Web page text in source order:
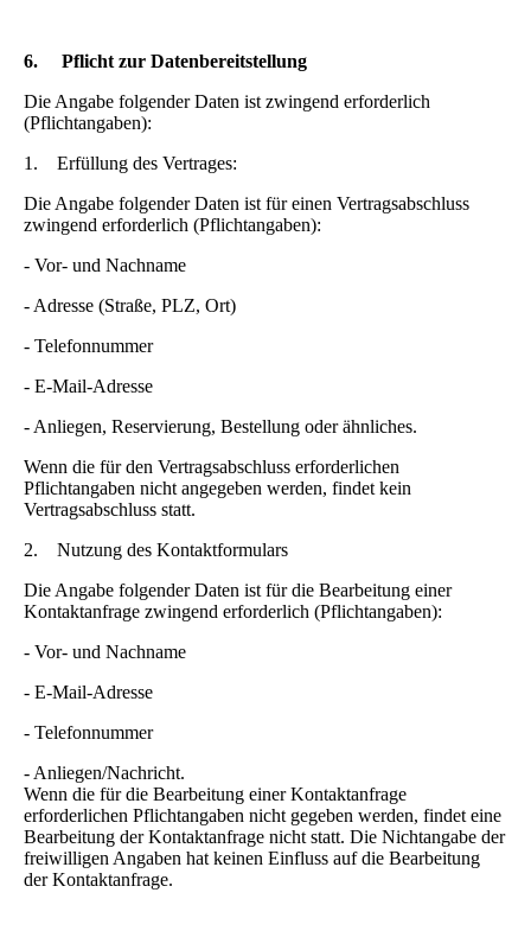
6. Pflicht zur Datenbereitstellung
Die Angabe folgender Daten ist zwingend erforderlich
(Pflichtangaben):
1. Erfüllung des Vertrages:
Die Angabe folgender Daten ist für einen Vertragsabschluss
zwingend erforderlich (Pflichtangaben):
- Vor- und Nachname
- Adresse (Straße, PLZ, Ort)
- Telefonnummer
- E-Mail-Adresse
- Anliegen, Reservierung, Bestellung oder ähnliches.
Wenn die für den Vertragsabschluss erforderlichen
Pflichtangaben nicht angegeben werden, findet kein
Vertragsabschluss statt.
2. Nutzung des Kontaktformulars
Die Angabe folgender Daten ist für die Bearbeitung einer
Kontaktanfrage zwingend erforderlich (Pflichtangaben):
- Vor- und Nachname
- E-Mail-Adresse
- Telefonnummer
- Anliegen/Nachricht.
Wenn die für die Bearbeitung einer Kontaktanfrage
erforderlichen Pflichtangaben nicht gegeben werden, findet eine
Bearbeitung der Kontaktanfrage nicht statt. Die Nichtangabe der
freiwilligen Angaben hat keinen Einfluss auf die Bearbeitung
der Kontaktanfrage.